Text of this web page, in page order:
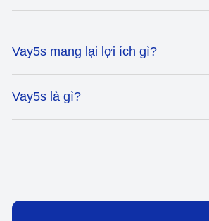
Vay5s mang lại lợi ích gì?
Vay5s là gì?